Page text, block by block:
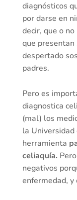
diagnósticos
por darse en
decir, que o
que presentan
despertado
padres.
Pero es
diagnostica
(mal) los
la Universidad
herramienta
celiaquía.
negativos
enfermedad,